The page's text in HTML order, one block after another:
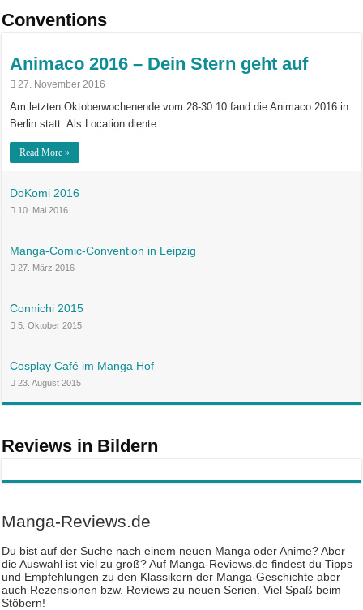
Conventions
Animaco 2016 – Dein Stern geht auf
27. November 2016
Am letzten Oktoberwochenende vom 28-30.10 fand die Animaco 2016 in
Berlin statt. Als Location diente …
Read More »
DoKomi 2016
10. Mai 2016
Manga-Comic-Convention in Leipzig
27. März 2016
Connichi 2015
5. Oktober 2015
Cosplay Café im Manga Hof
23. August 2015
Reviews in Bildern
Manga-Reviews.de
Du bist auf der Suche nach einem neuen Manga oder Anime? Aber
die Auswahl ist viel zu groß? Auf Manga-Reviews.de findest du Tipps
und Empfehlungen zu den Klassikern der Manga-Geschichte aber
auch Rezensionen bzw. Reviews zu neuen Serien. Viel Spaß beim
Stöbern!